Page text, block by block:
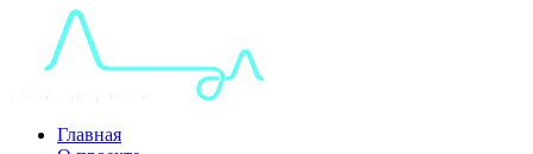
Главная